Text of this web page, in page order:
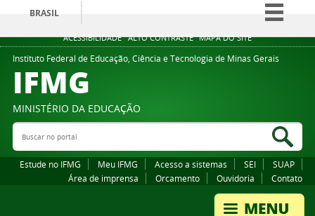
ACESSIBILIDADE ALTO CONTRASTE MAPA DO SITE
BRASIL
Simplifique!
Comunica BR
Legislação
Instituto Federal de Educação, Ciência e Tecnologia de Minas Gerais
IFMG
MINISTÉRIO DA EDUCAÇÃO
Buscar no portal
Estude no IFMG Meu IFMG Acesso a sistemas SEI
SUAP
Área de imprensa
Orcamento Ouvidoria Contato